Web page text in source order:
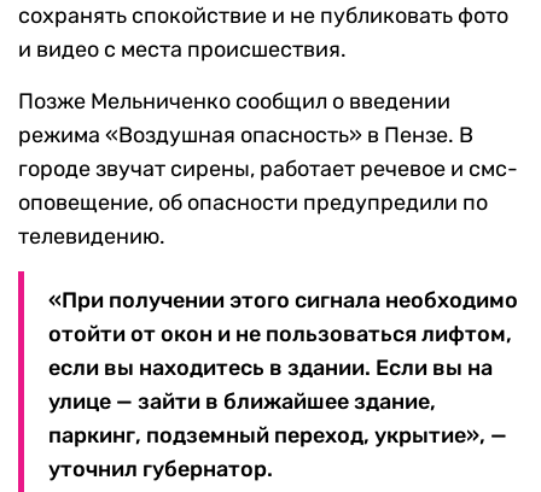
сохранять спокойствие и не публиковать фото
и видео с места происшествия.
Позже Мельниченко сообщил о введении
режима «Воздушная опасность» в Пензе. В
городе звучат сирены, работает речевое и смс-
оповещение, об опасности предупредили по
телевидению.
«При получении этого сигнала необходимо
отойти от окон и не пользоваться лифтом,
если вы находитесь в здании. Если вы на
улице — зайти в ближайшее здание,
паркинг, подземный переход, укрытие», —
уточнил губернатор.